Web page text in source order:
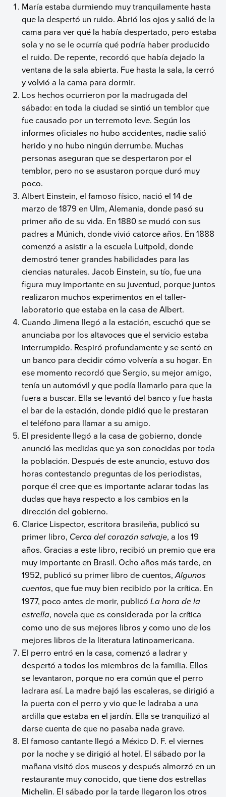
María estaba durmiendo muy tranquilamente hasta
que la despertó un ruido. Abrió los ojos y salió de la
cama para ver qué la había despertado, pero estaba
sola y no se le ocurría qué podría haber producido
el ruido. De repente, recordó que había dejado la
ventana de la sala abierta. Fue hasta la sala, la cerró
y volvió a la cama para dormir.
Los hechos ocurrieron por la madrugada del
sábado: en toda la ciudad se sintió un temblor que
fue causado por un terremoto leve. Según los
informes oficiales no hubo accidentes, nadie salió
herido y no hubo ningún derrumbe. Muchas
personas aseguran que se despertaron por el
temblor, pero no se asustaron porque duró muy
poco.
Albert Einstein, el famoso físico, nació el 14 de
marzo de 1879 en Ulm, Alemania, donde pasó su
primer año de su vida. En 1880 se mudó con sus
padres a Múnich, donde vivió catorce años. En 1888
comenzó a asistir a la escuela Luitpold, donde
demostró tener grandes habilidades para las
ciencias naturales. Jacob Einstein, su tío, fue una
figura muy importante en su juventud, porque juntos
realizaron muchos experimentos en el taller-
laboratorio que estaba en la casa de Albert.
Cuando Jimena llegó a la estación, escuchó que se
anunciaba por los altavoces que el servicio estaba
interrumpido. Respiró profundamente y se sentó en
un banco para decidir cómo volvería a su hogar. En
ese momento recordó que Sergio, su mejor amigo,
tenía un automóvil y que podía llamarlo para que la
fuera a buscar. Ella se levantó del banco y fue hasta
el bar de la estación, donde pidió que le prestaran
el teléfono para llamar a su amigo.
El presidente llegó a la casa de gobierno, donde
anunció las medidas que ya son conocidas por toda
la población. Después de este anuncio, estuvo dos
horas contestando preguntas de los periodistas,
porque él cree que es importante aclarar todas las
dudas que haya respecto a los cambios en la
dirección del gobierno.
Clarice Lispector, escritora brasileña, publicó su
primer libro, Cerca del corazón salvaje, a los 19
años. Gracias a este libro, recibió un premio que era
muy importante en Brasil. Ocho años más tarde, en
1952, publicó su primer libro de cuentos,Algunos
cuentos, que fue muy bien recibido por la crítica. En
1977, poco antes de morir, publicó La hora de la
estrella, novela que es considerada por la crítica
como uno de sus mejores libros y como uno de los
mejores libros de la literatura latinoamericana.
El perro entró en la casa, comenzó a ladrar y
despertó a todos los miembros de la familia. Ellos
se levantaron, porque no era común que el perro
ladrara así. La madre bajó las escaleras, se dirigió a
la puerta con el perro y vio que le ladraba a una
ardilla que estaba en el jardín. Ella se tranquilizó al
darse cuenta de que no pasaba nada grave.
El famoso cantante llegó a México D. F. el viernes
por la noche y se dirigió al hotel. El sábado por la
mañana visitó dos museos y después almorzó en un
restaurante muy conocido, que tiene dos estrellas
Michelin. El sábado por la tarde llegaron los otros